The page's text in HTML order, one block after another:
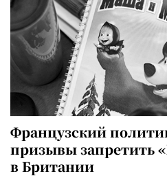
Французский
призывы запретить
в Британии